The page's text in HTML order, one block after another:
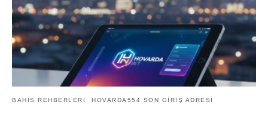
BAHIS REHBERLERI HOVARDA554 SON GIRIŞ ADRESI